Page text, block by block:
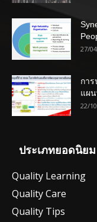
27/
กา
แผ
22/
ประเภทยอดนิยม
Quality Learning
Quality Care
Quality Tips